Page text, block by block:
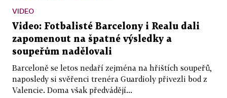
VIDEO
Video: Fotbalisté Barcelony i Realu dali
zapomenout na špatné výsledky a
soupeřům nadělovali
Barceloně se letos nedaří zejména na hřištích soupeřů,
naposledy si svěřenci trenéra Guardioly přivezli bod z
Valencie. Doma však předvádějí...